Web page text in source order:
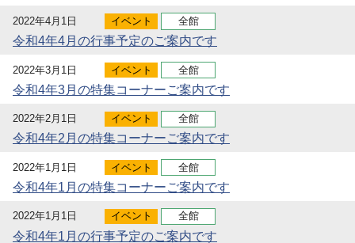
2022年4月1日 イベント 全館
令和4年4月の行事予定のご案内です
2022年3月1日 イベント 全館
令和4年3月の特集コーナーご案内です
2022年2月1日 イベント 全館
令和4年2月の特集コーナーご案内です
2022年1月1日 イベント 全館
令和4年1月の特集コーナーご案内です
2022年1月1日 イベント 全館
令和4年1月の行事予定のご案内です